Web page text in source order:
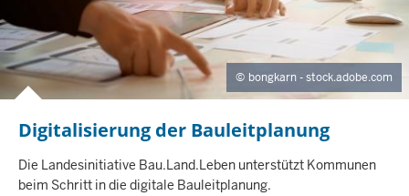
bongkarn - stock.adobe.com
I
H
A
Digitalisierung der Bauleitplanung
Die Landesinitiative Bau.Land.Leben unterstützt Kommunen
beim Schritt in die digitale Bauleitplanung.